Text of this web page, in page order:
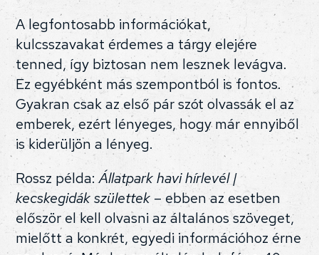
A legfontosabb információkat,
kulcsszavakat érdemes a tárgy elejére
tenned, így biztosan nem lesznek levágva.
Ez egyébként más szempontból is fontos.
Gyakran csak az első pár szót olvassák el az
emberek, ezért lényeges, hogy már ennyiből
is kiderüljön a lényeg.
Rossz példa:Állatpark havi hírlevél |
kecskegidák születtek – ebben az esetben
először el kell olvasni az általános szöveget,
mielőtt a konkrét, egyedi információhoz érne